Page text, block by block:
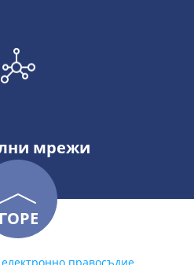
мрежи
ГОРЕ
правосъдие